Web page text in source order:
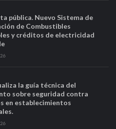
pública. Nuevo Sistema de
de Combustibles
y créditos de electricidad
la guía técnica del
sobre seguridad contra
en establecimientos